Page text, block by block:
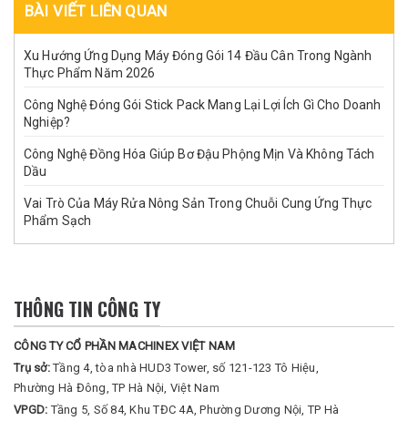
BÀI VIẾT LIÊN QUAN
Xu Hướng Ứng Dụng Máy Đóng Gói 14 Đầu Cân Trong Ngành
Thực Phẩm Năm 2026
Công Nghệ Đóng Gói Stick Pack Mang Lại Lợi Ích Gì Cho Doanh
Nghiệp?
Công Nghệ Đồng Hóa Giúp Bơ Đậu Phộng Mịn Và Không Tách
Dầu
Vai Trò Của Máy Rửa Nông Sản Trong Chuỗi Cung Ứng Thực
Phẩm Sạch
THÔNG TIN CÔNG TY
CÔNG TY CỔ PHẦN MACHINEX VIỆT NAM
Trụ sở:Tầng 4, tòa nhà HUD3 Tower, số 121-123 Tô Hiệu,
Phường Hà Đông, TP Hà Nội, Việt Nam
VPGD:Tầng 5, Số 84, Khu TĐC 4A, Phường Dương Nội, TP Hà